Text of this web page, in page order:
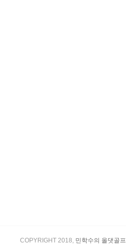
COPYRIGHT 2018, 민학수의 올댓골프